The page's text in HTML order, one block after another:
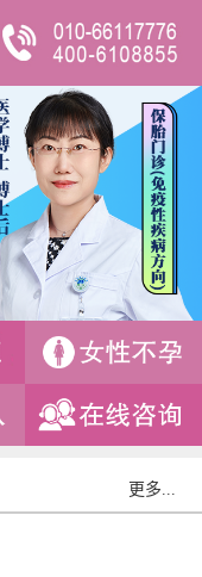
更多...